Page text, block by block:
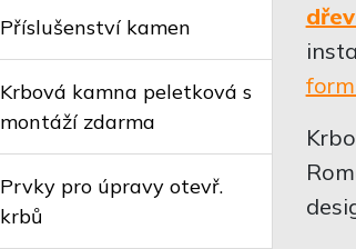
Příslušenství kamen
Krbová kamna peletková s
montáží zdarma
Prvky pro úpravy otevř.
krbů